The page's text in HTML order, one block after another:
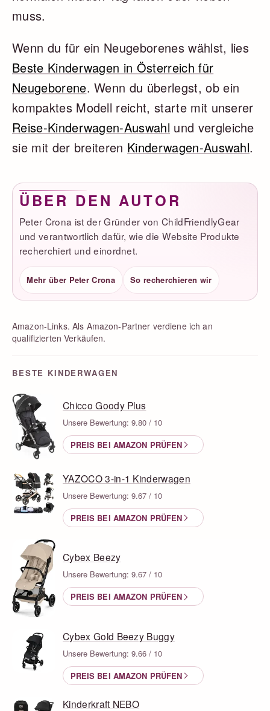
muss.
Wenn du für ein Neugeborenes wählst, lies
Beste Kinderwagen in Österreich für
Neugeborene. Wenn du überlegst, ob ein
kompaktes Modell reicht, starte mit unserer
Reise-Kinderwagen-Auswahl und vergleiche
sie mit der breiteren Kinderwagen-Auswahl.
ÜBER DEN AUTOR
Peter Crona ist der Gründer von ChildFriendlyGear
und verantwortlich dafür, wie die Website Produkte
recherchiert und einordnet.
Mehr über Peter Crona So recherchieren wir
Amazon-Links. Als Amazon-Partner verdiene ich an
qualifizierten Verkäufen.
BESTE KINDERWAGEN
Chicco Goody Plus
Unsere Bewertung: 9.80 / 10
PREIS BEI AMAZON PRÜFEN
YAZOCO 3-in-1 Kinderwagen
Unsere Bewertung: 9.67 / 10
PREIS BEI AMAZON PRÜFEN
Cybex Beezy
Unsere Bewertung: 9.67 / 10
PREIS BEI AMAZON PRÜFEN
Cybex Gold Beezy Buggy
Unsere Bewertung: 9.66 / 10
PREIS BEI AMAZON PRÜFEN
Kinderkraft NEBO